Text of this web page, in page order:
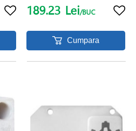
189.23 Lei/BUC
Cumpara